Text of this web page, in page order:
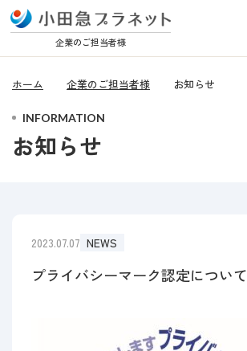
企業のご担当者様
ホーム 企業のご担当者様 お知らせ
INFORMATION
お知らせ
2023.07.07 NEWS
プライバシーマーク認定について